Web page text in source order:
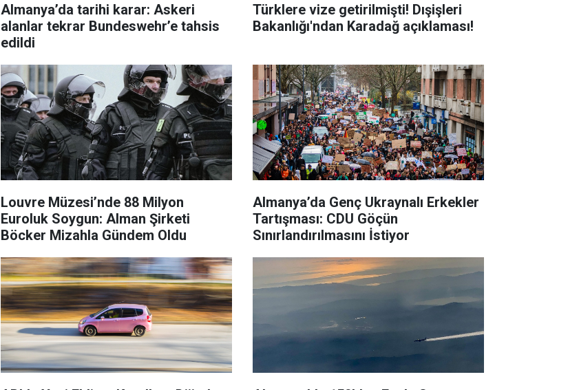
Almanya’da tarihi karar: Askeri
alanlar tekrar Bundeswehr’e tahsis
edildi
Türklere vize getirilmişti! Dışişleri
Bakanlığı'ndan Karadağ açıklaması!
Louvre Müzesi’nde 88 Milyon
Euroluk Soygun: Alman Şirketi
Böcker Mizahla Gündem Oldu
Almanya’da Genç Ukraynalı Erkekler
Tartışması: CDU Göçün
Sınırlandırılmasını İstiyor